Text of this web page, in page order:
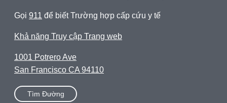
Gọi 911 để biết Trường hợp cấp cứu y tế
Khả năng Truy cập Trang web
1001 Potrero Ave
San Francisco CA 94110
Tìm Đường